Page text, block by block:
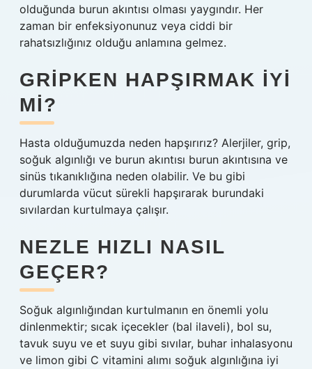
olduğunda burun akıntısı olması yaygındır. Her
zaman bir enfeksiyonunuz veya ciddi bir
rahatsızlığınız olduğu anlamına gelmez.
GRIPKEN HAPŞIRMAK IYI
MI?
Hasta olduğumuzda neden hapşırırız? Alerjiler, grip,
soğuk algınlığı ve burun akıntısı burun akıntısına ve
sinüs tıkanıklığına neden olabilir. Ve bu gibi
durumlarda vücut sürekli hapşırarak burundaki
sıvılardan kurtulmaya çalışır.
NEZLE HIZLI NASIL
GEÇER?
Soğuk algınlığından kurtulmanın en önemli yolu
dinlenmektir; sıcak içecekler (bal ilaveli), bol su,
tavuk suyu ve et suyu gibi sıvılar, buhar inhalasyonu
ve limon gibi C vitamini alımı soğuk algınlığına iyi